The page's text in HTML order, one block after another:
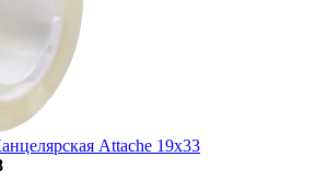
Attache 19x33